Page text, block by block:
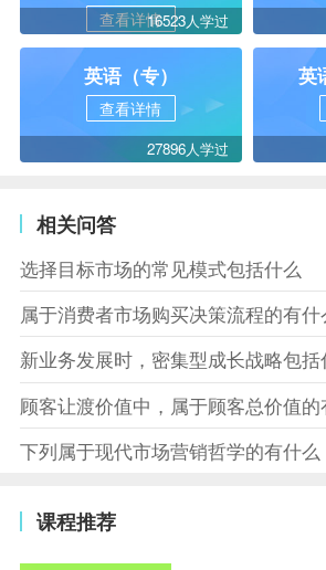
查看详情16523人学过
英语（专）
查看详情
27896人学过
英
相关问答
选择目标市场的常见模式包括什么
属于消费者市场购买决策流程的有什
新业务发展时，密集型成长战略包括
顾客让渡价值中，属于顾客总价值的
下列属于现代市场营销哲学的有什么
课程推荐